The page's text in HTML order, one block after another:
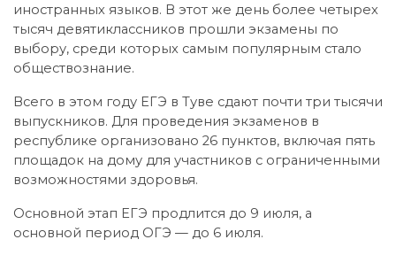
иностранных языков. В этот же день более четырех
тысяч девятиклассников прошли экзамены по
выбору, среди которых самым популярным стало
обществознание.
Всего в этом году ЕГЭ в Туве сдают почти три тысячи
выпускников. Для проведения экзаменов в
республике организовано 26 пунктов, включая пять
площадок на дому для участников с ограниченными
возможностями здоровья.
Основной этап ЕГЭ продлится до 9 июля, а
основной период ОГЭ — до 6 июля.